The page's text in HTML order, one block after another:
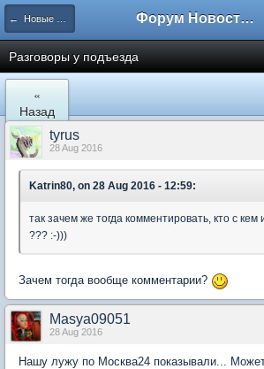
← Новые Водники Форум Новостройки
Разговоры у подъезда
«
Назад
tyrus
28 Aug 2016
Katrin80, on 28 Aug 2016 - 12:59:
так зачем же тогда комментировать, кто с кем
??? :-)))
Зачем тогда вообще комментарии?
Masya09051
28 Aug 2016
Нашу лужу по Москва24 показывали...